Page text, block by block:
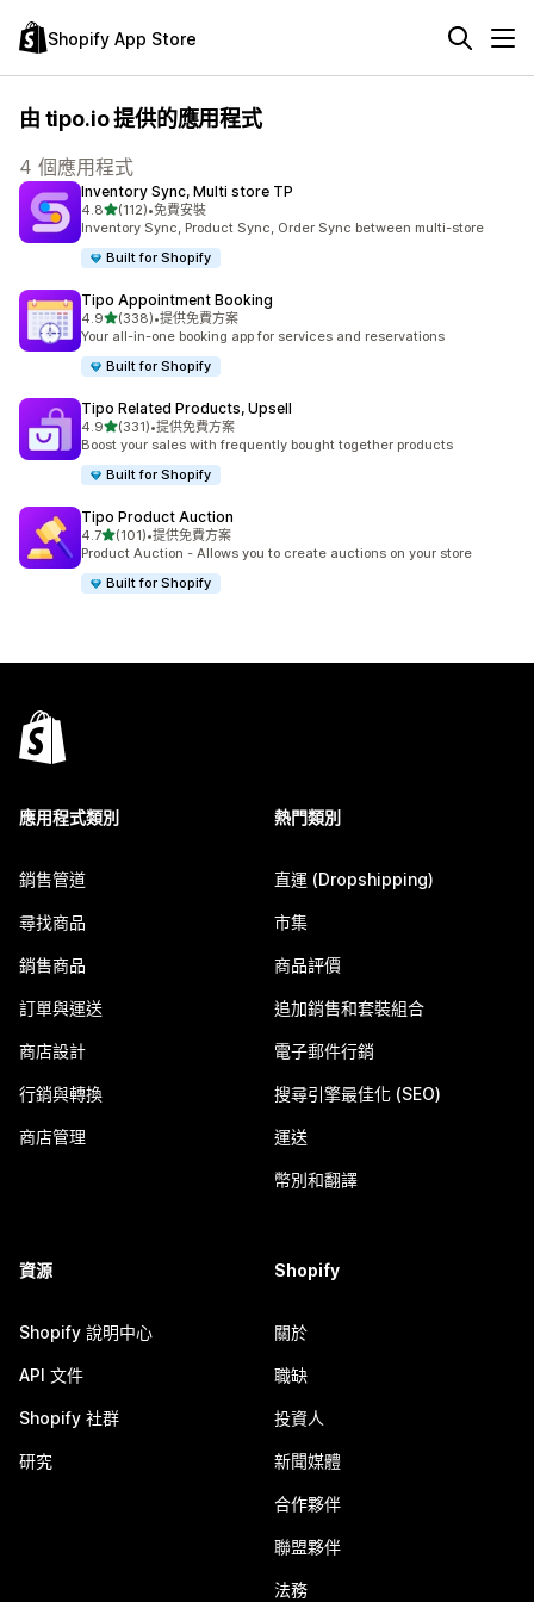
Shopify App Store
由 tipo.io 提供的應用程式
4 個應用程式
Inventory Sync, Multi store TP
4.8滿分 5 顆星
(112)
共有 112 則評價
•免費安裝
Inventory Sync, Product Sync, Order Sync between multi-store
Built for Shopify
Tipo Appointment Booking
4.9滿分 5 顆星
(338)
共有 338 則評價
•提供免費方案
Your all-in-one booking app for services and reservations
Built for Shopify
Tipo Related Products, Upsell
4.9滿分 5 顆星
(331)
共有 331 則評價
•提供免費方案
Boost your sales with frequently bought together products
Built for Shopify
Tipo Product Auction
4.7滿分 5 顆星
(101)
共有 101 則評價
•提供免費方案
Product Auction - Allows you to create auctions on your store
Built for Shopify
應用程式類別
銷售管道
尋找商品
銷售商品
訂單與運送
商店設計
行銷與轉換
商店管理
熱門類別
直運 (Dropshipping)
市集
商品評價
追加銷售和套裝組合
電子郵件行銷
搜尋引擎最佳化 (SEO)
運送
幣別和翻譯
資源
Shopify 說明中心
API 文件
Shopify 社群
研究
Shopify
關於
職缺
投資人
新聞媒體
合作夥伴
聯盟夥伴
法務